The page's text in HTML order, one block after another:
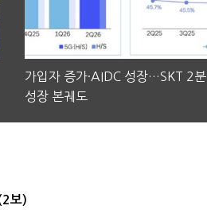
가입자 증가·AIDC 성장…SKT 2
성장 본궤도
보)